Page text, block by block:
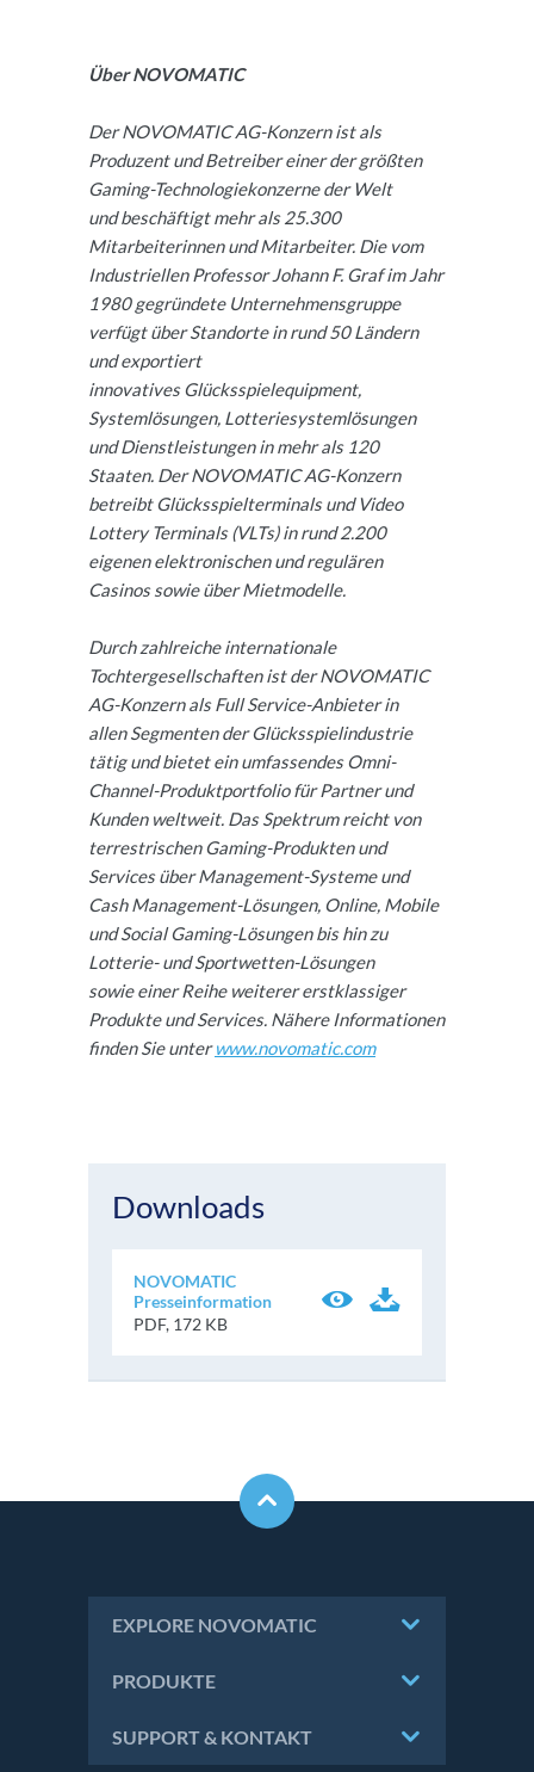
Über NOVOMATIC
Der NOVOMATIC AG-Konzern ist als
Produzent und Betreiber einer der größten
Gaming-Technologiekonzerne der Welt
und beschäftigt mehr als 25.300
Mitarbeiterinnen und Mitarbeiter. Die vom
Industriellen Professor Johann F. Graf im Jahr
1980 gegründete Unternehmensgruppe
verfügt über Standorte in rund 50 Ländern
und exportiert
innovatives Glücksspielequipment,
Systemlösungen, Lotteriesystemlösungen
und Dienstleistungen in mehr als 120
Staaten. Der NOVOMATIC AG-Konzern
betreibt Glücksspielterminals und Video
Lottery Terminals (VLTs) in rund 2.200
eigenen elektronischen und regulären
Casinos sowie über Mietmodelle.
Durch zahlreiche internationale
Tochtergesellschaften ist der NOVOMATIC
AG-Konzern als Full Service-Anbieter in
allen Segmenten der Glücksspielindustrie
tätig und bietet ein umfassendes Omni-
Channel-Produktportfolio für Partner und
Kunden weltweit. Das Spektrum reicht von
terrestrischen Gaming-Produkten und
Services über Management-Systeme und
Cash Management-Lösungen, Online, Mobile
und Social Gaming-Lösungen bis hin zu
Lotterie- und Sportwetten-Lösungen
sowie einer Reihe weiterer erstklassiger
Produkte und Services. Nähere Informationen
finden Sie unterwww.novomatic.com
Downloads
NOVOMATIC
Presseinformation
PDF, 172 KB
EXPLORE NOVOMATIC
PRODUKTE
SUPPORT & KONTAKT